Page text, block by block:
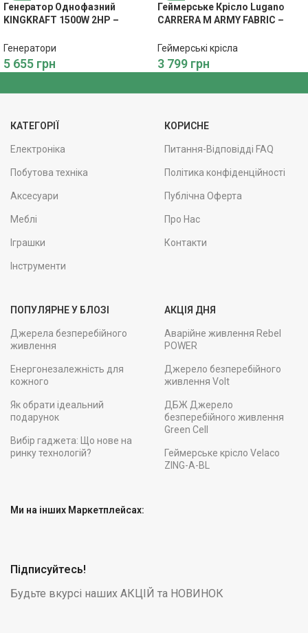
Генератор Однофазний
KINGKRAFT 1500W 2HP –
Генератори
5 655 грн
Геймерське Крісло Lugano
CARRERA M ARMY FABRIC –
Геймерські крісла
3 799 грн
КАТЕГОРІЇ
Електроніка
Побутова техніка
Аксесуари
Меблі
Іграшки
Інструменти
КОРИСНЕ
Питання-Відповідді FAQ
Політика конфіденційності
Публічна Оферта
Про Нас
Контакти
ПОПУЛЯРНЕ У БЛОЗІ
Джерела безперебійного
живлення
Енергонезалежність для
кожного
Як обрати ідеальний
подарунок
Вибір гаджета: Що нове на
ринку технологій?
АКЦІЯ ДНЯ
Аварійне живлення Rebel
POWER
Джерело безперебійного
живлення Volt
ДБЖ Джерело
безперебійного живлення
Green Cell
Геймерське крісло Velaco
ZING-A-BL
Ми на інших Маркетплейсах:
Підписуйтесь!
Будьте вкурсі наших АКЦІЙ та НОВИНОК